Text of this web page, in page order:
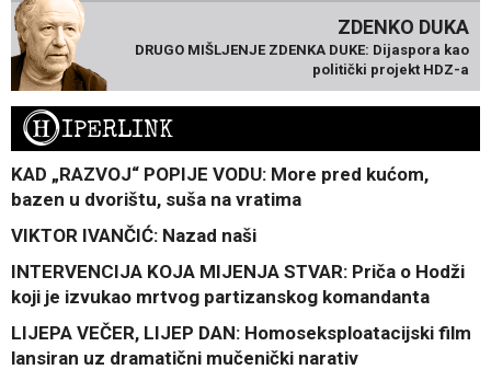
ZDENKO DUKA
DRUGO MIŠLJENJE ZDENKA DUKE: Dijaspora kao
politički projekt HDZ-a
HIPERLINK
KAD „RAZVOJ“ POPIJE VODU: More pred kućom,
bazen u dvorištu, suša na vratima
VIKTOR IVANČIĆ: Nazad naši
INTERVENCIJA KOJA MIJENJA STVAR: Priča o Hodži
koji je izvukao mrtvog partizanskog komandanta
LIJEPA VEČER, LIJEP DAN: Homoseksploatacijski film
lansiran uz dramatični mučenički narativ